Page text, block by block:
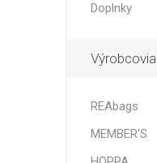
Doplnky
Výrobcovia
REAbags
MEMBER'S